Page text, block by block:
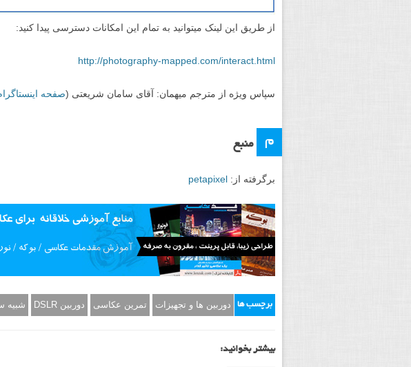
از طریق این لینک میتوانید به تمام این امکانات دسترسی پیدا کنید: